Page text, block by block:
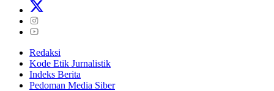
Redaksi
Kode Etik Jurnalistik
Indeks Berita
Pedoman Media Siber